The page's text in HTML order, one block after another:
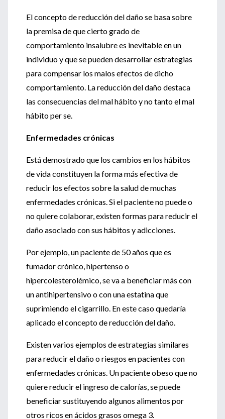
El concepto de reducción del daño se basa sobre
la premisa de que cierto grado de
comportamiento insalubre es inevitable en un
individuo y que se pueden desarrollar estrategias
para compensar los malos efectos de dicho
comportamiento. La reducción del daño destaca
las consecuencias del mal hábito y no tanto el mal
hábito per se.
Enfermedades crónicas
Está demostrado que los cambios en los hábitos
de vida constituyen la forma más efectiva de
reducir los efectos sobre la salud de muchas
enfermedades crónicas. Si el paciente no puede o
no quiere colaborar, existen formas para reducir el
daño asociado con sus hábitos y adicciones.
Por ejemplo, un paciente de 50 años que es
fumador crónico, hipertenso o
hipercolesterolémico, se va a beneficiar más con
un antihipertensivo o con una estatina que
suprimiendo el cigarrillo. En este caso quedaría
aplicado el concepto de reducción del daño.
Existen varios ejemplos de estrategias similares
para reducir el daño o riesgos en pacientes con
enfermedades crónicas. Un paciente obeso que no
quiere reducir el ingreso de calorías, se puede
beneficiar sustituyendo algunos alimentos por
otros ricos en ácidos grasos omega 3.